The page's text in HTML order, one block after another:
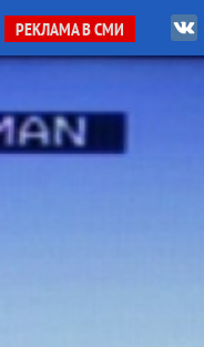
РЕКЛАМА В СМИ